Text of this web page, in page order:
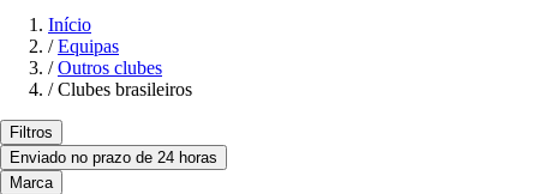
Início
/ Equipas
/ Outros clubes
/ Clubes brasileiros
Filtros
Enviado no prazo de 24 horas
Marca